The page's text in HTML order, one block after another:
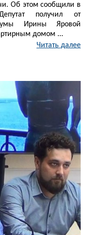
Об этом сообщили в
получил от
Ирины Яровой
домом ...
Читать далее